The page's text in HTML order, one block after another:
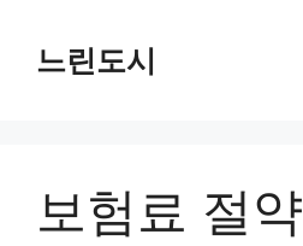
느린도시
보험료 절약